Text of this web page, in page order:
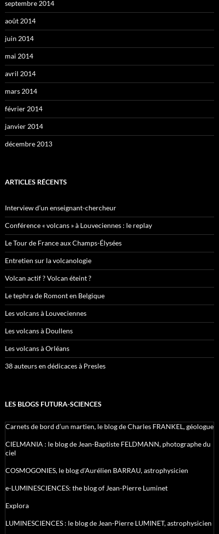
septembre 2014
août 2014
juin 2014
mai 2014
avril 2014
mars 2014
février 2014
janvier 2014
décembre 2013
ARTICLES RÉCENTS
Interview d’un enseignant-chercheur
Conférence « volcans » à Louveciennes : le replay
Le Tour de France aux Champs-Élysées
Entretien sur la volcanologie
Volcan actif ? Volcan éteint ?
Le tephra de Romont en Belgique
Les volcans à Louveciennes
Les volcans à Doullens
Les volcans à Orléans
38 auteurs en dédicaces à Presles
LES BLOGS FUTURA-SCIENCES
Carnets de bord d’un martien, le blog de Charles FRANKEL, géologue
CIELMANIA : le blog de Jean-Baptiste FELDMANN, photographe du
ciel
COSMOGONIES, le blog d'Aurélien BARRAU, astrophysicien
e-LUMINESCIENCES: the blog of Jean-Pierre Luminet
Explora
LUMINESCIENCES : le blog de Jean-Pierre LUMINET, astrophysicien